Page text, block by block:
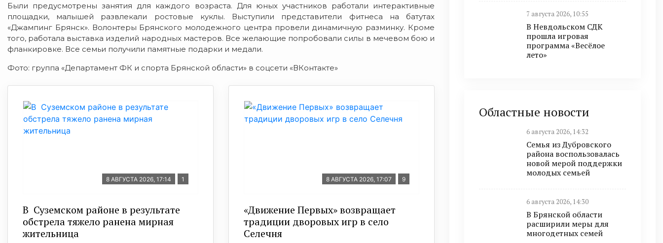
Были предусмотрены занятия для каждого возраста. Для юных участников работали интерактивные
площадки, малышей развлекали ростовые куклы. Выступили представители фитнеса на батутах
«Джампинг Брянск». Волонтеры Брянского молодежного центра провели динамичную разминку. Кроме
того, работала выставка изделий народных мастеров. Все желающие попробовали силы в мечевом бою и
фланкировке. Все семьи получили памятные подарки и медали.
Фото: группа «Департамент ФК и спорта Брянской области» в соцсети «ВКонтакте»
8 АВГУСТА 2026, 17:14 1
В Суземском районе в результате
обстрела тяжело ранена мирная
жительница
8 АВГУСТА 2026, 17:07 9
«Движение Первых» возвращает
традиции дворовых игр в село
Селечня
7 августа 2026, 10:55
В Невдольском СДК
прошла игровая
программа «Весёлое
лето»
Областные новости
6 августа 2026, 14:32
Семья из Дубровского
района воспользовалась
новой мерой поддержки
молодых семьей
6 августа 2026, 14:30
В Брянской области
расширили меры для
многодетных семей